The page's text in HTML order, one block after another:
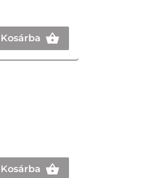
Kosárba
Kosárba